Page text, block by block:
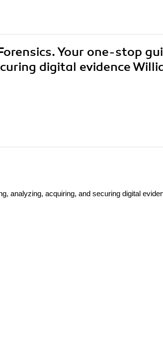
Your one-stop
digital evidence
analyzing, acquiring, and securing digital